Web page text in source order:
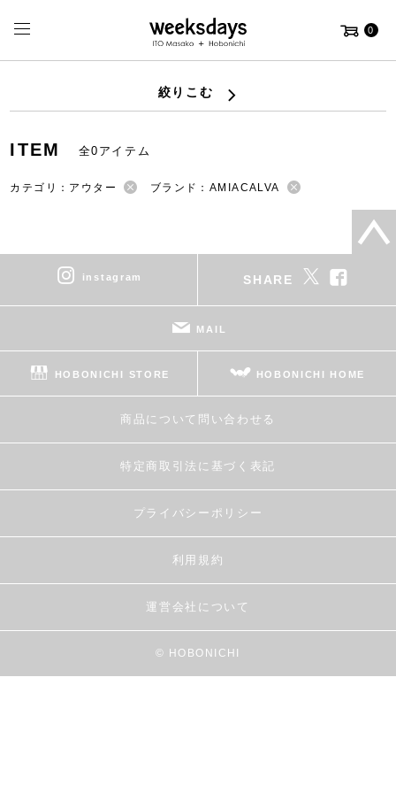
0
絞りこむ
ITEM 全0アイテム
カテゴリ：アウター ブランド：AMIACALVA
instagram SHARE
MAIL
HOBONICHI STORE HOBONICHI HOME
商品について問い合わせる
特定商取引法に基づく表記
プライバシーポリシー
利用規約
運営会社について
© HOBONICHI